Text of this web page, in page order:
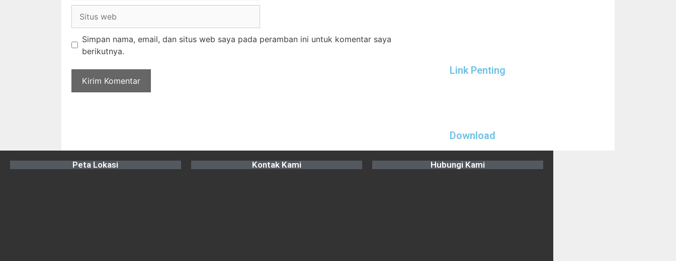
Simpan nama, email, dan situs web saya pada peramban ini untuk komentar saya
berikutnya.
Link Penting
Download
Peta Lokasi Kontak Kami Hubungi Kami